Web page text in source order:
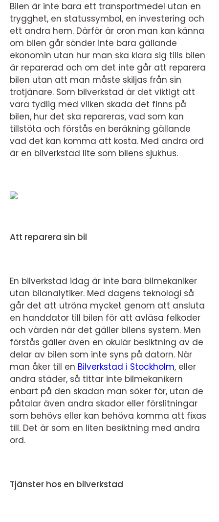
Bilen är inte bara ett transportmedel utan en
trygghet, en statussymbol, en investering och
ett andra hem. Därför är oron man kan känna
om bilen går sönder inte bara gällande
ekonomin utan hur man ska klara sig tills bilen
är reparerad och om det inte går att reparera
bilen utan att man måste skiljas från sin
trotjänare. Som bilverkstad är det viktigt att
vara tydlig med vilken skada det finns på
bilen, hur det ska repareras, vad som kan
tillstöta och förstås en beräkning gällande
vad det kan komma att kosta. Med andra ord
är en bilverkstad lite som bilens sjukhus.
Att reparera sin bil
En bilverkstad idag är inte bara bilmekaniker
utan bilanalytiker. Med dagens teknologi så
går det att utröna mycket genom att ansluta
en handdator till bilen för att avläsa felkoder
och värden när det gäller bilens system. Men
förstås gäller även en okulär besiktning av de
delar av bilen som inte syns på datorn. När
man åker till en Bilverkstad i Stockholm, eller
andra städer, så tittar inte bilmekanikern
enbart på den skadan man söker för, utan de
påtalar även andra skador eller förslitningar
som behövs eller kan behöva komma att fixas
till. Det är som en liten besiktning med andra
ord.
Tjänster hos en bilverkstad